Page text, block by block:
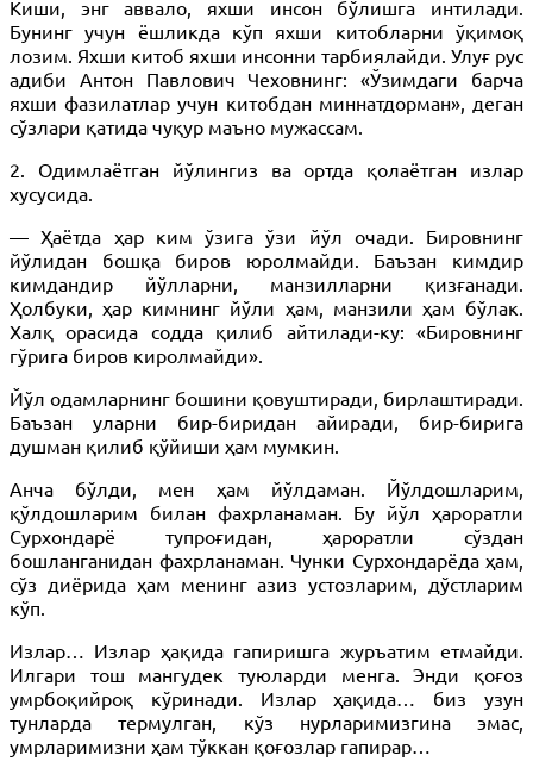
Киши, энг аввало, яхши инсон бўлишга интилади.
Бунинг учун ёшликда кўп яхши китобларни ўқимоқ
лозим. Яхши китоб яхши инсонни тарбиялайди. Улуғ рус
адиби Антон Павлович Чеховнинг: «Ўзимдаги барча
яхши фазилатлар учун китобдан миннатдорман», деган
сўзлари қатида чуқур маъно мужассам.
2. Одимлаётган йўлингиз ва ортда қолаётган излар
хусусида.
— Ҳаётда ҳар ким ўзига ўзи йўл очади. Бировнинг
йўлидан бошқа биров юролмайди. Баъзан кимдир
кимдандир йўлларни, манзилларни қизғанади.
Ҳолбуки, ҳар кимнинг йўли ҳам, манзили ҳам бўлак.
Халқ орасида содда қилиб айтилади-ку: «Бировнинг
гўрига биров киролмайди».
Йўл одамларнинг бошини қовуштиради, бирлаштиради.
Баъзан уларни бир-биридан айиради, бир-бирига
душман қилиб қўйиши ҳам мумкин.
Анча бўлди, мен ҳам йўлдаман. Йўлдошларим,
қўлдошларим билан фахрланаман. Бу йўл ҳароратли
Сурхондарё тупроғидан, ҳароратли сўздан
бошланганидан фахрланаман. Чунки Сурхондарёда ҳам,
сўз диёрида ҳам менинг азиз устозларим, дўстларим
кўп.
Излар… Излар ҳақида гапиришга журъатим етмайди.
Илгари тош мангудек туюларди менга. Энди қоғоз
умрбоқийроқ кўринади. Излар ҳақида… биз узун
тунларда термулган, кўз нурларимизгина эмас,
умрларимизни ҳам тўккан қоғозлар гапирар…